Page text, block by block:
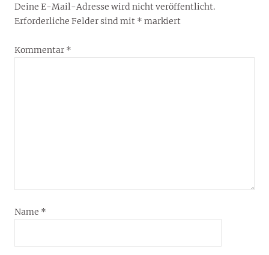
Deine E-Mail-Adresse wird nicht veröffentlicht.
Erforderliche Felder sind mit * markiert
Kommentar *
Name *